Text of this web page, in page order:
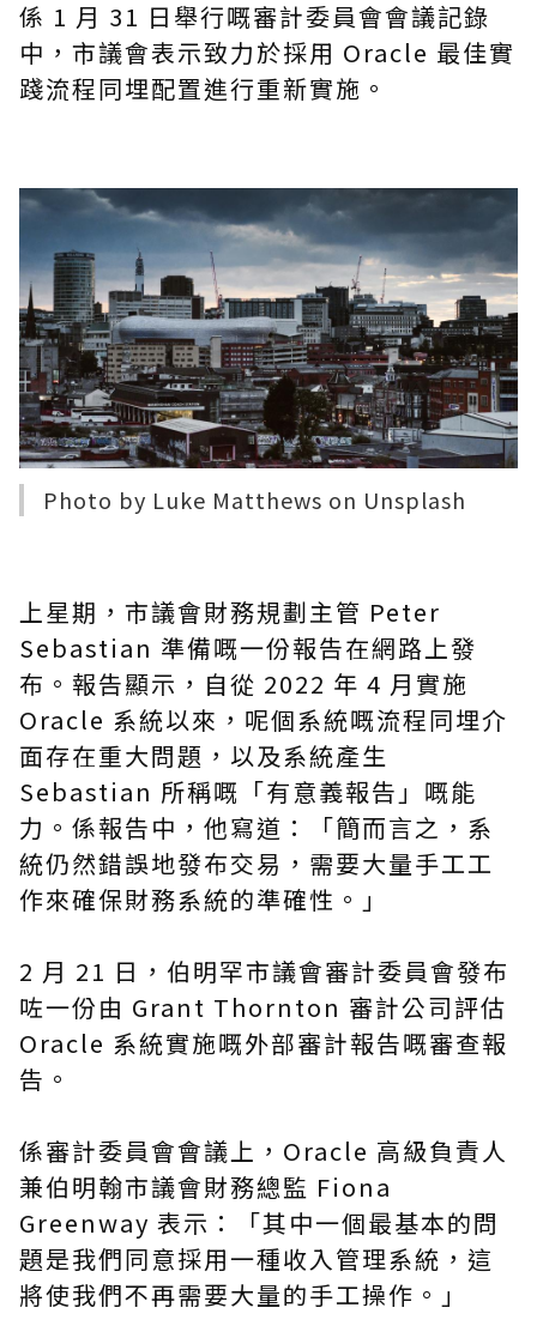
係 1 月 31 日舉行嘅審計委員會會議記錄
中，市議會表示致力於採用 Oracle 最佳實
踐流程同埋配置進行重新實施。
Photo by Luke Matthews on Unsplash
上星期，市議會財務規劃主管 Peter
Sebastian 準備嘅一份報告在網路上發
布。報告顯示，自從 2022 年 4 月實施
Oracle 系統以來，呢個系統嘅流程同埋介
面存在重大問題，以及系統產生
Sebastian 所稱嘅 「有意義報告」 嘅能
力。係報告中，他寫道：「簡而言之，系
統仍然錯誤地發布交易，需要大量手工工
作來確保財務系統的準確性。」
2 月 21 日，伯明罕市議會審計委員會發布
咗一份由 Grant Thornton 審計公司評估
Oracle 系統實施嘅外部審計報告嘅審查報
告。
係審計委員會會議上，Oracle 高級負責人
兼伯明翰市議會財務總監 Fiona
Greenway 表示：「其中一個最基本的問
題是我們同意採用一種收入管理系統，這
將使我們不再需要大量的手工操作。」